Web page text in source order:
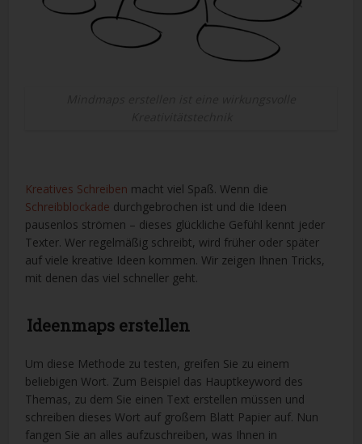
Kreatives Schreiben macht viel Spaß. Wenn die
Schreibblockade durchgebrochen ist und die Ideen
pausenlos strömen – dieses glückliche Gefühl kennt jeder
Texter. Wer regelmäßig schreibt, wird früher oder später
auf viele kreative Ideen kommen. Wir zeigen Ihnen Tricks,
mit denen das viel schneller geht.
Ideenmaps erstellen
Um diese Methode zu testen, greifen Sie zu einem
beliebigen Wort. Zum Beispiel das Hauptkeyword des
Themas, zu dem Sie einen Text erstellen müssen und
schreiben dieses Wort auf großem Blatt Papier auf. Nun
fangen Sie an alles aufzuschreiben, was Ihnen in